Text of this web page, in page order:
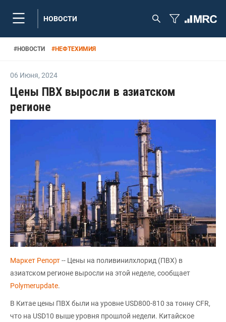
НОВОСТИ
#НОВОСТИ #НЕФТЕХИМИЯ
06 Июня, 2024
Цены ПВХ выросли в азиатском
регионе
Маркет Репорт-- Цены на поливинилхлорид (ПВХ) в
азиатском регионе выросли на этой неделе, сообщает
Polymerupdate.
В Китае цены ПВХ были на уровне USD800-810 за тонну CFR,
что на USD10 выше уровня прошлой недели. Китайское